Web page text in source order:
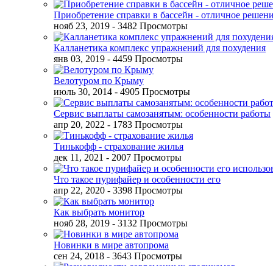
Приобретение справки в бассейн - отличное
нояб 23, 2019 - 3482 Просмотры
Калланетика комплекс упражнений для похудения
янв 03, 2019 - 4459 Просмотры
Велотуром по Крыму
июль 30, 2014 - 4905 Просмотры
Сервис выплаты самозанятым: особенности работы
апр 20, 2022 - 1783 Просмотры
Тинькофф - страхование жилья
дек 11, 2021 - 2007 Просмотры
Что такое пурифайер и особенности его
апр 22, 2020 - 3398 Просмотры
Как выбрать монитор
нояб 28, 2019 - 3132 Просмотры
Новинки в мире автопрома
сен 24, 2018 - 3643 Просмотры